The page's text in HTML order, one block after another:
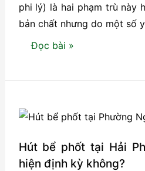
phi lý) là hai phạm trù này
bản chất nhưng do một số
Thực
phốt
Hải
Phòng-
Đọc bài »
Hút bể phốt tại Hải
hiện định kỳ không?